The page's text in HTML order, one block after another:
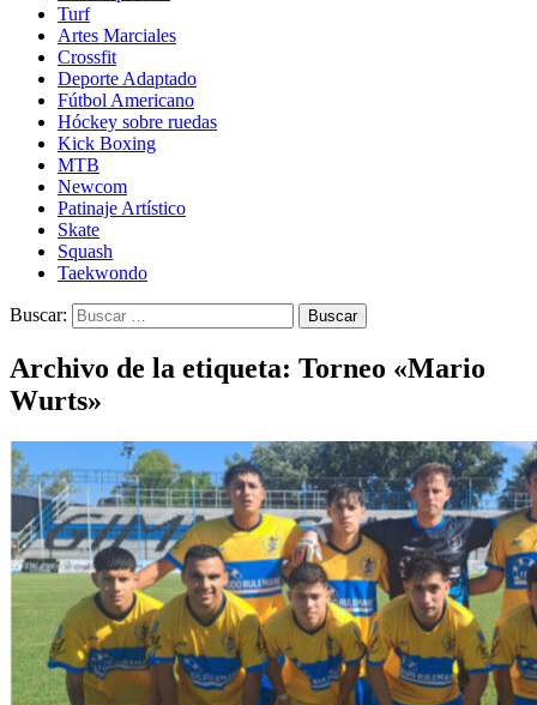
Turf
Artes Marciales
Crossfit
Deporte Adaptado
Fútbol Americano
Hóckey sobre ruedas
Kick Boxing
MTB
Newcom
Patinaje Artístico
Skate
Squash
Taekwondo
Buscar:
Archivo de la etiqueta: Torneo «Mario
Wurts»